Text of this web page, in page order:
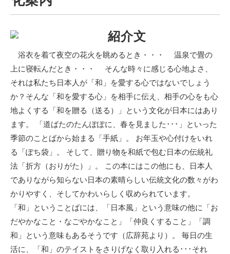
紹介文
浴衣を着て夜空の花火を眺めるとき・・・ 温泉で畳の
上に寝転んだとき・・・ そんな時々に感じる心地よさ、
それは私たち日本人が「和」を愛する心ではないでしょう
か？そんな「和を愛する心」を相手に伝え、相手の心をも心
地よくする「和を贈る（送る）」という文化が日本にはあり
ます。 「道ばたのたんぽぽに、春を見ました･･･」といった
季節のことばから始まる「手紙」。 お年玉や心付けをいれ
る「ぽち袋」。 そして、贈り物を和紙で包む日本の伝統礼
法「折方（おりがた）」。 この本にはこの他にも、日本人
でありながら知らない日本の素晴らしい伝統文化の数々がわ
かりやすく、そしてかわいらしく収められています。
「和」ということばには、「日本風」という意味の他に「お
だやかなこと・なごやかなこと」「仲良くすること」「調
和」という意味もあるそうです（広辞苑より）。 毎日の生
活に、「和」のテイストをさりげなく取り入れる･･･それ